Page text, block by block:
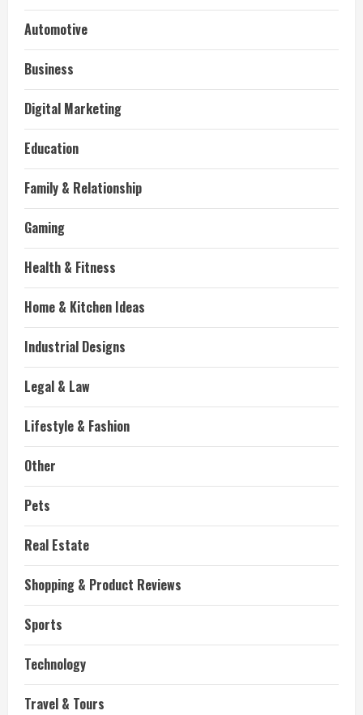
Automotive
Business
Digital Marketing
Education
Family & Relationship
Gaming
Health & Fitness
Home & Kitchen Ideas
Industrial Designs
Legal & Law
Lifestyle & Fashion
Other
Pets
Real Estate
Shopping & Product Reviews
Sports
Technology
Travel & Tours